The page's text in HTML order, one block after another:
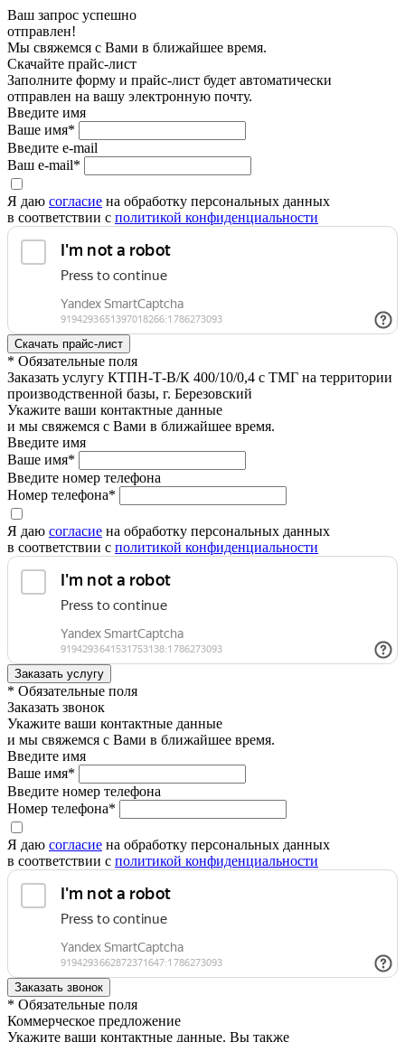
Ваш запрос успешно
отправлен!
Мы свяжемся с Вами в ближайшее время.
Скачайте прайс-лист
Заполните форму и прайс-лист будет автоматически
отправлен на вашу электронную почту.
Введите имя
Ваше имя*
Введите e-mail
Ваш e-mail*
Я даю согласие на обработку персональных данных
в соответствии с политикой конфиденциальности
* Обязательные поля
Заказать услугу КТПН-Т-В/К 400/10/0,4 с ТМГ на территории
производственной базы, г. Березовский
Укажите ваши контактные данные
и мы свяжемся с Вами в ближайшее время.
Введите имя
Ваше имя*
Введите номер телефона
Номер телефона*
Я даю согласие на обработку персональных данных
в соответствии с политикой конфиденциальности
* Обязательные поля
Заказать звонок
Укажите ваши контактные данные
и мы свяжемся с Вами в ближайшее время.
Введите имя
Ваше имя*
Введите номер телефона
Номер телефона*
Я даю согласие на обработку персональных данных
в соответствии с политикой конфиденциальности
* Обязательные поля
Коммерческое предложение
Укажите ваши контактные данные. Вы также